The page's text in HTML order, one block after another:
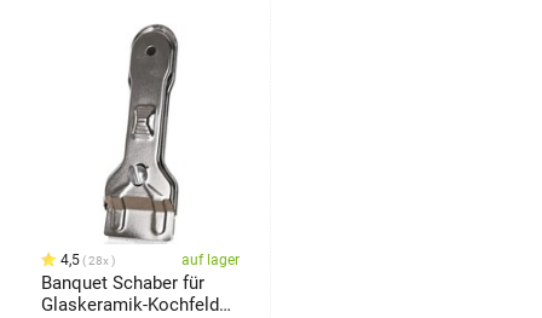
4,5 28x auf lager
Banquet Schaber für
Glaskeramik-Kochfelder